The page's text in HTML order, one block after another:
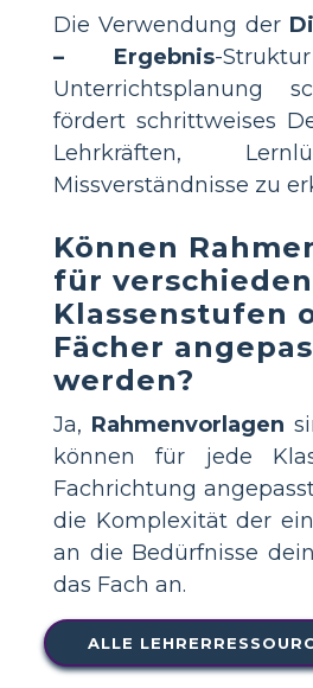
Die Verwendung der
– Ergebnis-
Unterrichtsplanung
fördert schrittweises
Lehrkräften,
Missverständnisse zu
Können
für
Klassenstufen
Fächer
werden?
Ja, Rahmenvorlagen
können für jede
Fachrichtung
die Komplexität der
an die Bedürfnisse
das Fach an.
ALLE